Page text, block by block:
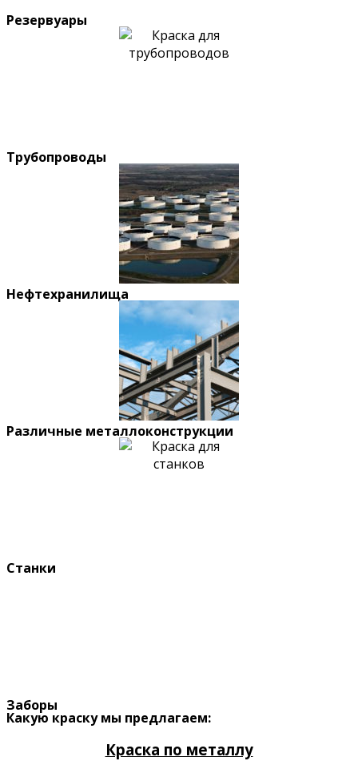
Резервуары
Трубопроводы
Нефтехранилища
Различные металлоконструкции
Станки
Заборы
Какую краску мы предлагаем:
Краска по металлу